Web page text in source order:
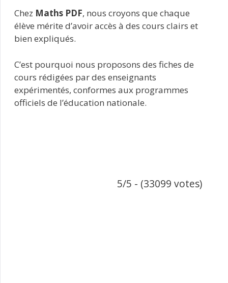
Chez Maths PDF, nous croyons que chaque
élève mérite d’avoir accès à des cours clairs et
bien expliqués.
C’est pourquoi nous proposons des fiches de
cours rédigées par des enseignants
expérimentés, conformes aux programmes
officiels de l’éducation nationale.
5/5 - (33099 votes)